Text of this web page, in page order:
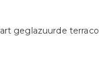
geglazuurde